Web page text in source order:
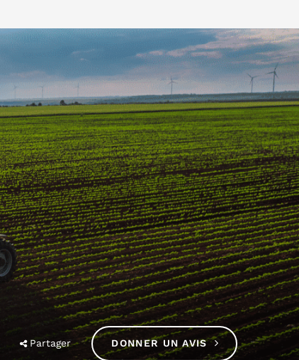
Partager DONNER UN AVIS